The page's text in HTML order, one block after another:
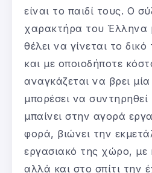
είναι το παιδί τους. Ο
χαρακτήρα του Έλληνα
θέλει να γίνεται το
και με οποιοδήποτε
αναγκάζεται να βρει
μπορέσει να συντηρηθεί
μπαίνει στην αγορά
φορά, βιώνει την
εργασιακό της χώρο, με
αλλά και στο σπίτι την